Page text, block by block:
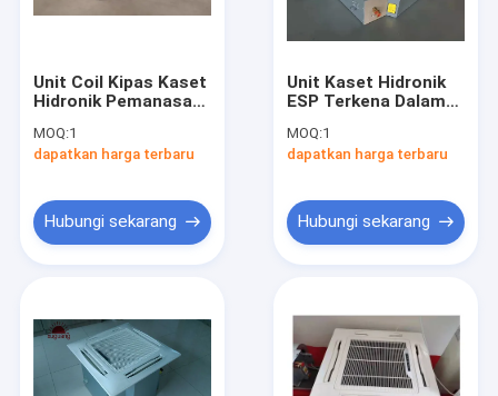
Unit Coil Kipas Kaset
Hidronik Pemanasan
4 Arah
MOQ:1
dapatkan harga terbaru
Hubungi sekarang
Unit Kaset Hidronik
ESP Terkena Dalam
Coil Air Cooled
MOQ:1
dapatkan harga terbaru
Hubungi sekarang